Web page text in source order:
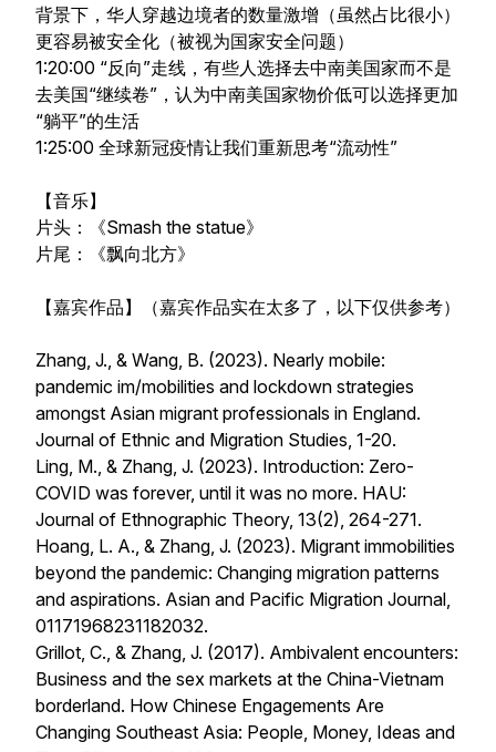
背景下，华人穿越边境者的数量激增（虽然占比很小）
更容易被安全化（被视为国家安全问题）
1:20:00 “反向”走线，有些人选择去中南美国家而不是
去美国“继续卷”，认为中南美国家物价低可以选择更加
“躺平”的生活
1:25:00 全球新冠疫情让我们重新思考“流动性”
【音乐】
片头：《Smash the statue》
片尾：《飘向北方》
【嘉宾作品】（嘉宾作品实在太多了，以下仅供参考）
Zhang, J., & Wang, B. (2023). Nearly mobile:
pandemic im/mobilities and lockdown strategies
amongst Asian migrant professionals in England.
Journal of Ethnic and Migration Studies, 1-20.
Ling, M., & Zhang, J. (2023). Introduction: Zero-
COVID was forever, until it was no more. HAU:
Journal of Ethnographic Theory, 13(2), 264-271.
Hoang, L. A., & Zhang, J. (2023). Migrant immobilities
beyond the pandemic: Changing migration patterns
and aspirations. Asian and Pacific Migration Journal,
01171968231182032.
Grillot, C., & Zhang, J. (2017). Ambivalent encounters:
Business and the sex markets at the China-Vietnam
borderland. How Chinese Engagements Are
Changing Southeast Asia: People, Money, Ideas and